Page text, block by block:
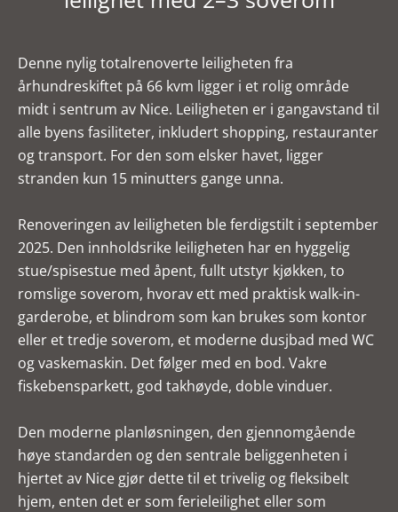
Denne nylig totalrenoverte leiligheten fra
århundreskiftet på 66 kvm ligger i et rolig område
midt i sentrum av Nice. Leiligheten er i gangavstand til
alle byens fasiliteter, inkludert shopping, restauranter
og transport. For den som elsker havet, ligger
stranden kun 15 minutters gange unna.
Renoveringen av leiligheten ble ferdigstilt i september
2025. Den innholdsrike leiligheten har en hyggelig
stue/spisestue med åpent, fullt utstyr kjøkken, to
romslige soverom, hvorav ett med praktisk walk-in-
garderobe, et blindrom som kan brukes som kontor
eller et tredje soverom, et moderne dusjbad med WC
og vaskemaskin. Det følger med en bod. Vakre
fiskebensparkett, god takhøyde, doble vinduer.
Den moderne planløsningen, den gjennomgående
høye standarden og den sentrale beliggenheten i
hjertet av Nice gjør dette til et trivelig og fleksibelt
hjem, enten det er som ferieleilighet eller som